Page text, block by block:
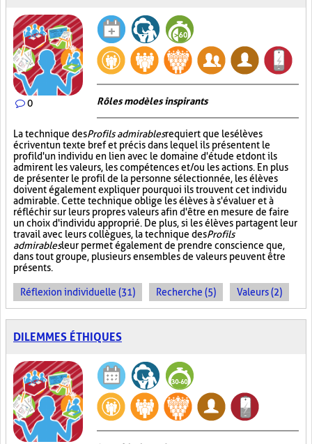
0 Rôles modèles inspirants
La technique desProfils admirablesrequiert que les élèves
écrivent un texte bref et précis dans lequel ils présentent le
profil d'un individu en lien avec le domaine d'étude et dont ils
admirent les valeurs, les compétences et/ou les actions. En plus
de présenter le profil de la personne sélectionnée, les élèves
doivent également expliquer pourquoi ils trouvent cet individu
admirable. Cette technique oblige les élèves à s'évaluer et à
réfléchir sur leurs propres valeurs afin d'être en mesure de faire
un choix d'individu approprié. De plus, si les élèves partagent leur
travail avec leurs collègues, la technique desProfils
admirablesleur permet également de prendre conscience que,
dans tout groupe, plusieurs ensembles de valeurs peuvent être
présents.
Réflexion individuelle (31) Recherche (5) Valeurs (2)
DILEMMES ÉTHIQUES